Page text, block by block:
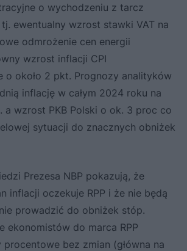
o wychodzeniu z tarcz
ewentualny wzrost stawki VAT na
odmrożenie cen energii
wzrost inflacji CPI
o około 2 pkt. Prognozy analityków
inflację w całym 2024 roku na
a wzrost PKB Polski o ok. 3 proc co
sytuacji do znacznych obniżek
Prezesa NBP pokazują, że
inflacji oczekuje RPP i że nie będą
prowadzić do obniżek stóp.
ekonomistów do marca RPP
bez zmian (główna na